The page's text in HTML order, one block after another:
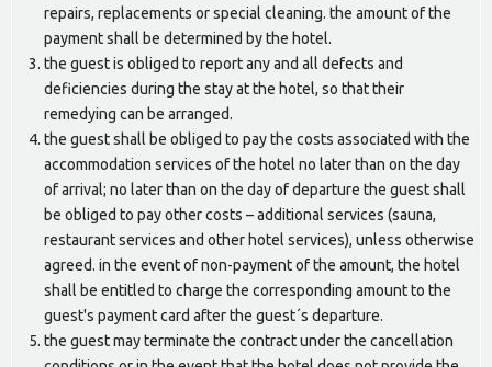
repairs, replacements or special cleaning. the amount of the
payment shall be determined by the hotel.
the guest is obliged to report any and all defects and
deficiencies during the stay at the hotel, so that their
remedying can be arranged.
the guest shall be obliged to pay the costs associated with the
accommodation services of the hotel no later than on the day
of arrival; no later than on the day of departure the guest shall
be obliged to pay other costs – additional services (sauna,
restaurant services and other hotel services), unless otherwise
agreed. in the event of non-payment of the amount, the hotel
shall be entitled to charge the corresponding amount to the
guest's payment card after the guest´s departure.
the guest may terminate the contract under the cancellation